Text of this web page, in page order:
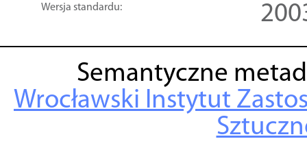
Wersja standardu:
Semantyczne
Wrocławski Instytut